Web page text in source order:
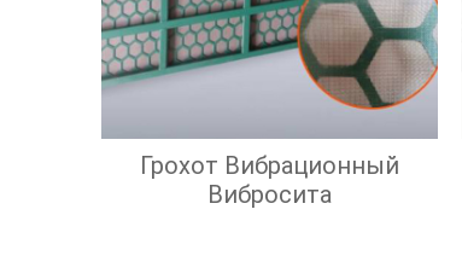
Грохот Вибрационный
Вибросита